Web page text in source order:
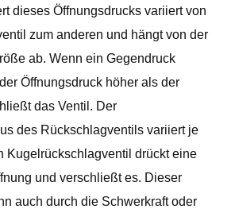
dieses Öffnungsdrucks variiert von
zum anderen und hängt von der
ab. Wenn ein Gegendruck
Öffnungsdruck höher als der
das Ventil. Der
des Rückschlagventils variiert je
Kugelrückschlagventil drückt eine
und verschließt es. Dieser
auch durch die Schwerkraft oder